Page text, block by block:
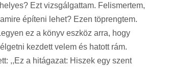
Ezt vizsgálgattam. Felismertem,
építeni lehet? Ezen töprengtem.
ez a könyv eszköz arra, hogy
kezdett velem és hatott rám.
,,Ez a hitágazat: Hiszek egy szent